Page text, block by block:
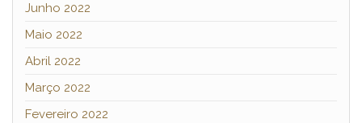
Junho 2022
Maio 2022
Abril 2022
Março 2022
Fevereiro 2022